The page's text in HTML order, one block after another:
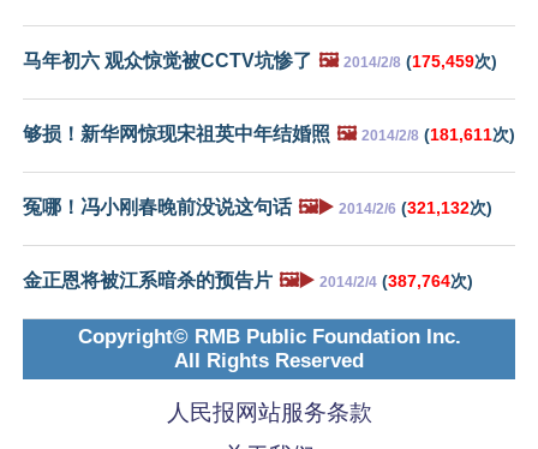
马年初六 观众惊觉被CCTV坑惨了 🖼️ 2014/2/8 (175,459次)
够损！新华网惊现宋祖英中年结婚照 🖼️ 2014/2/8 (181,611次)
冤哪！冯小刚春晚前没说这句话 🖼️▶️ 2014/2/6 (321,132次)
金正恩将被江系暗杀的预告片 🖼️▶️ 2014/2/4 (387,764次)
Copyright© RMB Public Foundation Inc.
All Rights Reserved
人民报网站服务条款